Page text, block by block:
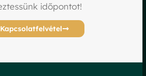
időpontot!
Kapcsolatfelvétel